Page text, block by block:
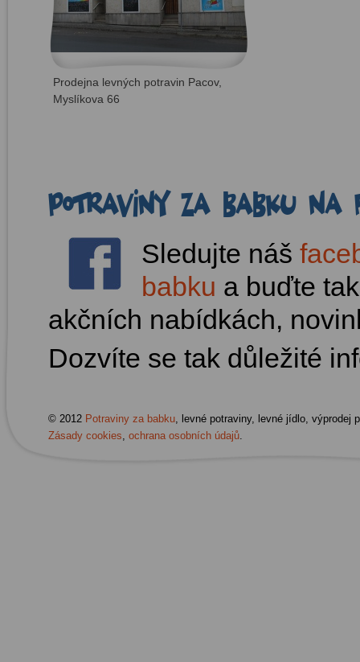
Prodejna levných potravin Pacov,
Myslíkova 66
Potraviny Za babku na
Sledujte náš
babku a buďte
akčních nabídkách,
Dozvíte se tak důležité
© 2012 Potraviny za babku, levné potraviny, levné jídlo, výprodej
Zásady cookies, ochrana osobních údajů.